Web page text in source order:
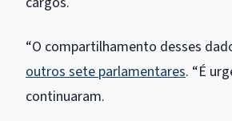
“O compartilhamento desses
outros sete parlamentares. “É
continuaram.